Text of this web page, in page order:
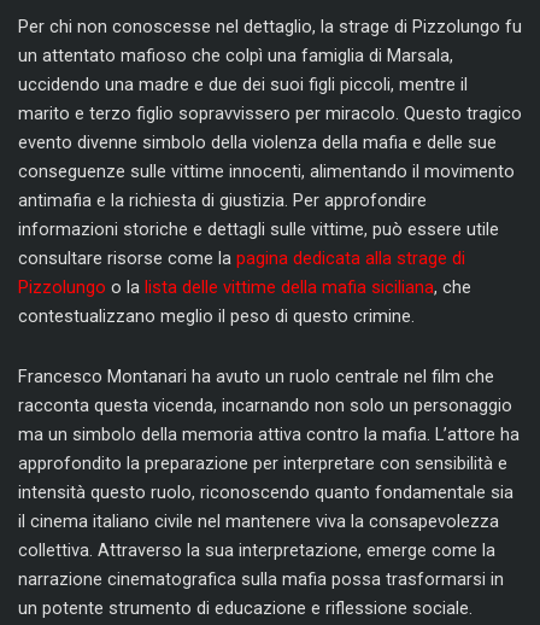
Per chi non conoscesse nel dettaglio, la strage di Pizzolungo fu
un attentato mafioso che colpì una famiglia di Marsala,
uccidendo una madre e due dei suoi figli piccoli, mentre il
marito e terzo figlio sopravvissero per miracolo. Questo tragico
evento divenne simbolo della violenza della mafia e delle sue
conseguenze sulle vittime innocenti, alimentando il movimento
antimafia e la richiesta di giustizia. Per approfondire
informazioni storiche e dettagli sulle vittime, può essere utile
consultare risorse come la pagina dedicata alla strage di
Pizzolungo o la lista delle vittime della mafia siciliana, che
contestualizzano meglio il peso di questo crimine.
Francesco Montanari ha avuto un ruolo centrale nel film che
racconta questa vicenda, incarnando non solo un personaggio
ma un simbolo della memoria attiva contro la mafia. L’attore ha
approfondito la preparazione per interpretare con sensibilità e
intensità questo ruolo, riconoscendo quanto fondamentale sia
il cinema italiano civile nel mantenere viva la consapevolezza
collettiva. Attraverso la sua interpretazione, emerge come la
narrazione cinematografica sulla mafia possa trasformarsi in
un potente strumento di educazione e riflessione sociale.